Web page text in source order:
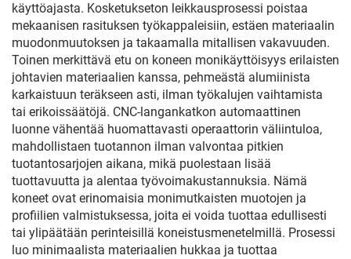
käyttöajasta. Kosketukseton leikkausprosessi poistaa
mekaanisen rasituksen työkappaleisiin, estäen materiaalin
muodonmuutoksen ja takaamalla mitallisen vakavuuden.
Toinen merkittävä etu on koneen monikäyttöisyys erilaisten
johtavien materiaalien kanssa, pehmeästä alumiinista
karkaistuun teräkseen asti, ilman työkalujen vaihtamista
tai erikoissäätöjä. CNC-langankatkon automaattinen
luonne vähentää huomattavasti operaattorin väliintuloa,
mahdollistaen tuotannon ilman valvontaa pitkien
tuotantosarjojen aikana, mikä puolestaan lisää
tuottavuutta ja alentaa työvoimakustannuksia. Nämä
koneet ovat erinomaisia monimutkaisten muotojen ja
profiilien valmistuksessa, joita ei voida tuottaa edullisesti
tai ylipäätään perinteisillä koneistusmenetelmillä. Prosessi
luo minimaalista materiaalien hukkaa ja tuottaa